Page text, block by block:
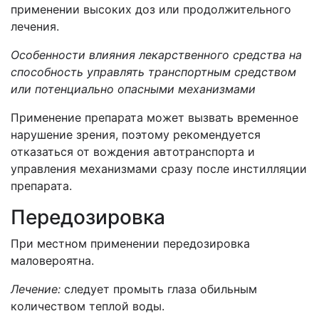
применении высоких доз или продолжительного
лечения.
Особенности влияния лекарственного средства на
способность управлять транспортным средством
или потенциально опасными механизмами
Применение препарата может вызвать временное
нарушение зрения, поэтому рекомендуется
отказаться от вождения автотранспорта и
управления механизмами сразу после инстилляции
препарата.
Передозировка
При местном применении передозировка
маловероятна.
Лечение: следует промыть глаза обильным
количеством теплой воды.